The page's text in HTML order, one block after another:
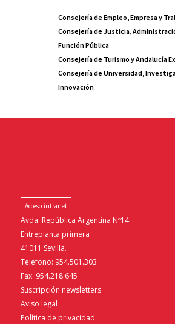
Consejería de Empleo, Empresa y
Consejería de Justicia,
Función Pública
Consejería de Turismo y Andalucía
Consejería de Universidad,
Innovación
Acceso intranet
Avda. República Argentina Nº14
Entreplanta primera
41011 Sevilla.
Teléfono: 954.501.303
Fax: 954.218.645
Suscripción newsletters
Aviso legal
Política de privacidad